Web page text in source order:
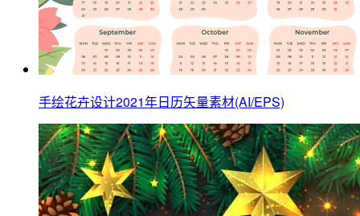
手绘花卉设计2021年日历矢量素材(AI/EPS)